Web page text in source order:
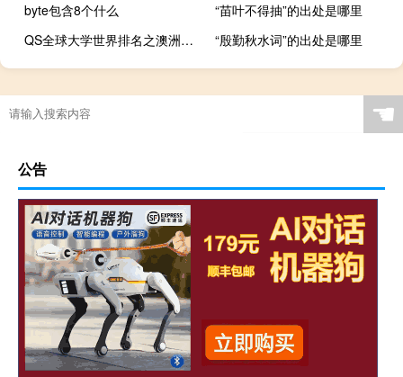
byte包含8个什么
“苗叶不得抽”的出处是哪里
QS全球大学世界排名之澳洲大学排行榜
“殷勤秋水词”的出处是哪里
☚
公告